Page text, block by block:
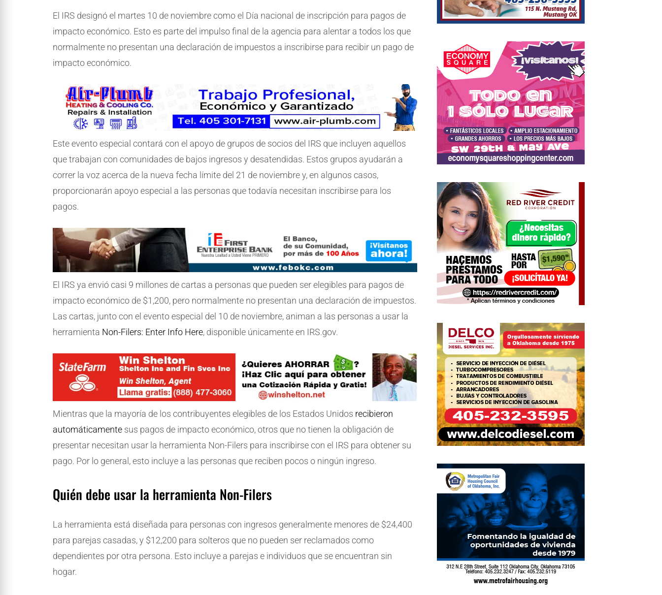
El IRS designó el martes 10 de noviembre como el Día nacional de inscripción para pagos de
impacto económico. Esto es parte del impulso final de la agencia para alentar a todos los que
normalmente no presentan una declaración de impuestos a inscribirse para recibir un pago de
impacto económico.
Este evento especial contará con el apoyo de grupos de socios del IRS que incluyen aquellos
que trabajan con comunidades de bajos ingresos y desatendidas. Estos grupos ayudarán a
correr la voz acerca de la nueva fecha límite del 21 de noviembre y, en algunos casos,
proporcionarán apoyo especial a las personas que todavía necesitan inscribirse para los
pagos.
El IRS ya envió casi 9 millones de cartas a personas que pueden ser elegibles para pagos de
impacto económico de $1,200, pero normalmente no presentan una declaración de impuestos.
Las cartas, junto con el evento especial del 10 de noviembre, animan a las personas a usar la
herramienta Non-Filers: Enter Info Here, disponible únicamente en IRS.gov.
Mientras que la mayoría de los contribuyentes elegibles de los Estados Unidos recibieron
automáticamente sus pagos de impacto económico, otros que no tienen la obligación de
presentar necesitan usar la herramienta Non-Filers para inscribirse con el IRS para obtener su
pago. Por lo general, esto incluye a las personas que reciben pocos o ningún ingreso.
Quién debe usar la herramienta Non-Filers
La herramienta está diseñada para personas con ingresos generalmente menores de $24,400
para parejas casadas, y $12,200 para solteros que no pueden ser reclamados como
dependientes por otra persona. Esto incluye a parejas e individuos que se encuentran sin
hogar.